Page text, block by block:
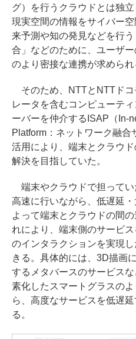
グ）を行うクラウドとは独
現実空間の情報をサイバー
来予測や知の発見などを行
合」などのために、ユーザ
のより密接な連携が求められ
そのため、NTTとNTTドコ
レータを含むコンピューテ
ーバーを仲介するISAP（In-
Platform：ネットワーク融
活用により、端末とクラウ
解決を目指していた。
端末やクラウドで担って
高速に行いながら、低遅延
よって端末とクラウドの間
れにより、端末側のサービ
のインタラクションを実現
きる。具体的には、3D描画
するメタバースのサービス
素化したスマートグラスの
ら、高度なサービスを低遅
る。